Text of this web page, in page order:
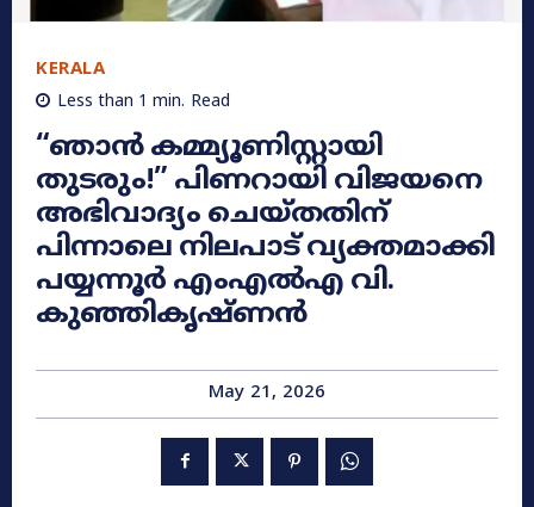
KERALA
Less than 1 min. Read
​“ഞാൻ കമ്മ്യൂണിസ്റ്റായി
തുടരും!” പിണറായി വിജയനെ
അഭിവാദ്യം ചെയ്തതിന്
പിന്നാലെ നിലപാട് വ്യക്തമാക്കി
പയ്യന്നൂർ എംഎൽഎ വി.
കുഞ്ഞികൃഷ്ണൻ
May 21, 2026